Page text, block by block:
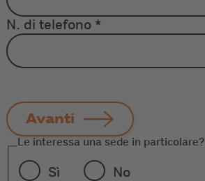
N. di telefono *
Avanti
Le interessa una sede in particolare?
Sì
No